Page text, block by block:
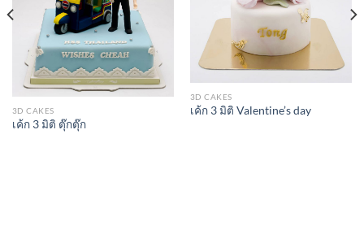
3D CAKES
เค้ก 3 มิติ ตุ๊กตุ๊ก
3D CAKES
เค้ก 3 มิติ Valentine’s day